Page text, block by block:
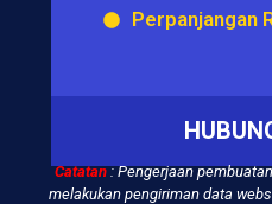
Perpanjangan
Catatan: Pengerjaan
melakukan pengiriman data